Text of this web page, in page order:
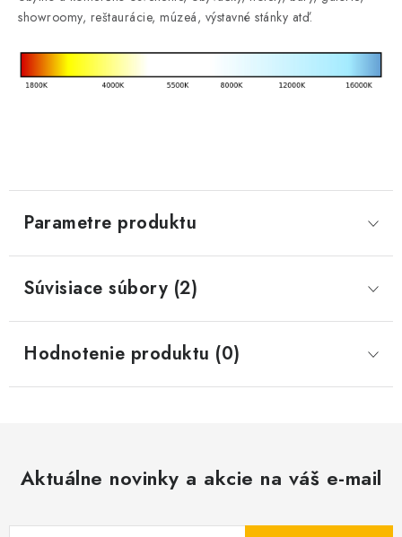
showroomy, reštaurácie, múzeá, výstavné stánky atď.
Parametre produktu
Súvisiace súbory (2)
Hodnotenie produktu (0)
Aktuálne novinky a akcie na váš e-mail